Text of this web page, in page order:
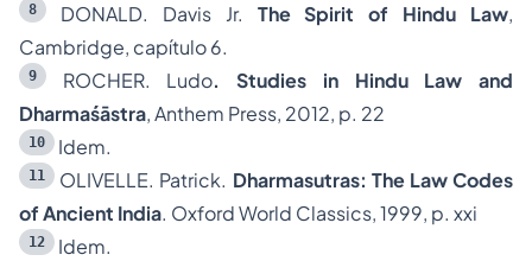
8 DONALD. Davis Jr. The Spirit of Hindu Law,
Cambridge, capítulo 6.
9 ROCHER. Ludo. Studies in Hindu Law and
Dharmaśāstra, Anthem Press, 2012, p. 22
10 Idem.
11 OLIVELLE. Patrick. Dharmasutras: The Law Codes
of Ancient India. Oxford World Classics, 1999, p. xxi
12 Idem.